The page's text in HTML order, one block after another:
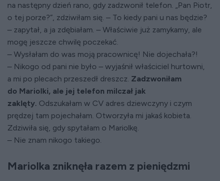
na następny dzień rano, gdy zadzwonił telefon. „Pan Piotr,
o tej porze?”, zdziwiłam się. – To kiedy pani u nas będzie?
– zapytał, a ja zdębiałam. – Właściwie już zamykamy, ale
mogę jeszcze chwilę poczekać.
– Wysłałam do was moją pracownicę! Nie dojechała?!
– Nikogo od pani nie było – wyjaśnił właściciel hurtowni,
a mi po plecach przeszedł dreszcz. Zadzwoniłam
do Mariolki, ale jej telefon milczał jak
zaklęty. Odszukałam w CV adres dziewczyny i czym
prędzej tam pojechałam. Otworzyła mi jakaś kobieta.
Zdziwiła się, gdy spytałam o Mariolkę.
– Nie znam nikogo takiego.
Mariolka zniknęła razem z pieniędzmi